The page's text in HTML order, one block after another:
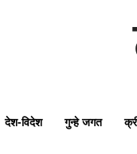
देश-विदेश गुन्हे जगत